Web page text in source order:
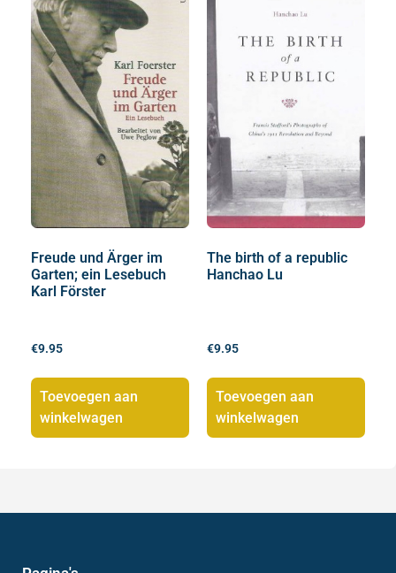
Freude und Ärger im
Garten; ein Lesebuch
Karl Förster
€9.95
Toevoegen aan
winkelwagen
The birth of a republic
Hanchao Lu
€9.95
Toevoegen aan
winkelwagen